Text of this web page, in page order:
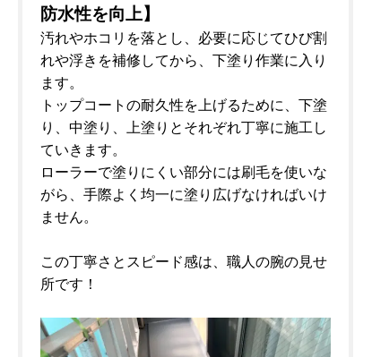
防水性を向上】
汚れやホコリを落とし、必要に応じてひび割
れや浮きを補修してから、下塗り作業に入り
ます。
トップコートの耐久性を上げるために、下塗
り、中塗り、上塗りとそれぞれ丁寧に施工し
ていきます。
ローラーで塗りにくい部分には刷毛を使いな
がら、手際よく均一に塗り広げなければいけ
ません。
この丁寧さとスピード感は、職人の腕の見せ
所です！